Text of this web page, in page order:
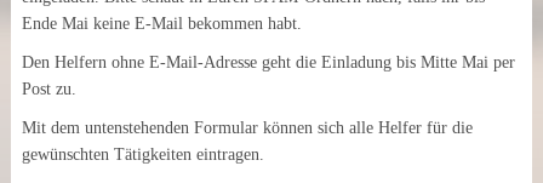
Ende Mai keine E-Mail bekommen habt.
Den Helfern ohne E-Mail-Adresse geht die Einladung bis Mitte Mai per
Post zu.
Mit dem untenstehenden Formular können sich alle Helfer für die
gewünschten Tätigkeiten eintragen.